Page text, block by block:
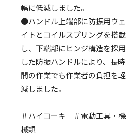
幅に低減しました。
●ハンドル上端部に防振用ウェ
イトとコイルスプリングを搭載
し、下端部にヒンジ構造を採用
した防振ハンドルにより、長時
間の作業でも作業者の負担を軽
減しました。
＃ハイコーキ ＃電動工具・機
械類